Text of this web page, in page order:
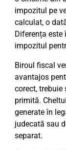
impozitul pe
calculat, o
Diferența
impozitul
Biroul fiscal
avantajos
corect,
primită.
generate în
judecată sau
separat.